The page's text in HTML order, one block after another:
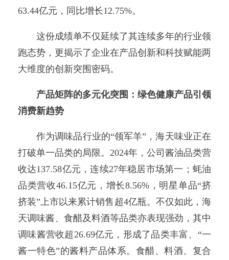
63.44亿元，同比增长12.75%。
这份成绩单不仅延续了其连续多年的行业领
跑态势，更揭示了企业在产品创新和科技赋能两
大维度的创新突围密码。
产品矩阵的多元化突围：绿色健康产品引领
消费新趋势
作为调味品行业的“领军羊”，海天味业正在
打破单一品类的局限。2024年，公司酱油品类营
收达137.58亿元，连续27年稳居市场第一；蚝油
品类营收46.15亿元，增长8.56%，明星单品“挤
挤装”上市以来累计销售超4亿瓶。不仅如此，海
天调味酱、食醋及料酒等品类亦表现强劲，其中
调味酱营收超26.69亿元，形成了品类丰富、“一
酱一特色”的酱料产品体系。食醋、料酒、复合